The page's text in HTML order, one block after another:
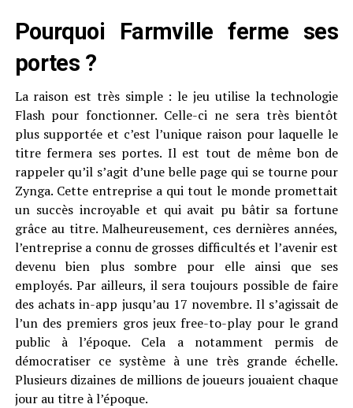
Pourquoi Farmville ferme ses
portes ?
La raison est très simple : le jeu utilise la technologie
Flash pour fonctionner. Celle-ci ne sera très bientôt
plus supportée et c’est l’unique raison pour laquelle le
titre fermera ses portes. Il est tout de même bon de
rappeler qu’il s’agit d’une belle page qui se tourne pour
Zynga. Cette entreprise a qui tout le monde promettait
un succès incroyable et qui avait pu bâtir sa fortune
grâce au titre. Malheureusement, ces dernières années,
l’entreprise a connu de grosses difficultés et l’avenir est
devenu bien plus sombre pour elle ainsi que ses
employés. Par ailleurs, il sera toujours possible de faire
des achats in-app jusqu’au 17 novembre. Il s’agissait de
l’un des premiers gros jeux free-to-play pour le grand
public à l’époque. Cela a notamment permis de
démocratiser ce système à une très grande échelle.
Plusieurs dizaines de millions de joueurs jouaient chaque
jour au titre à l’époque.